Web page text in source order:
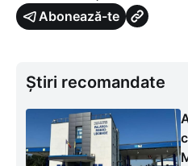
Abonează-te
Știri recomandate